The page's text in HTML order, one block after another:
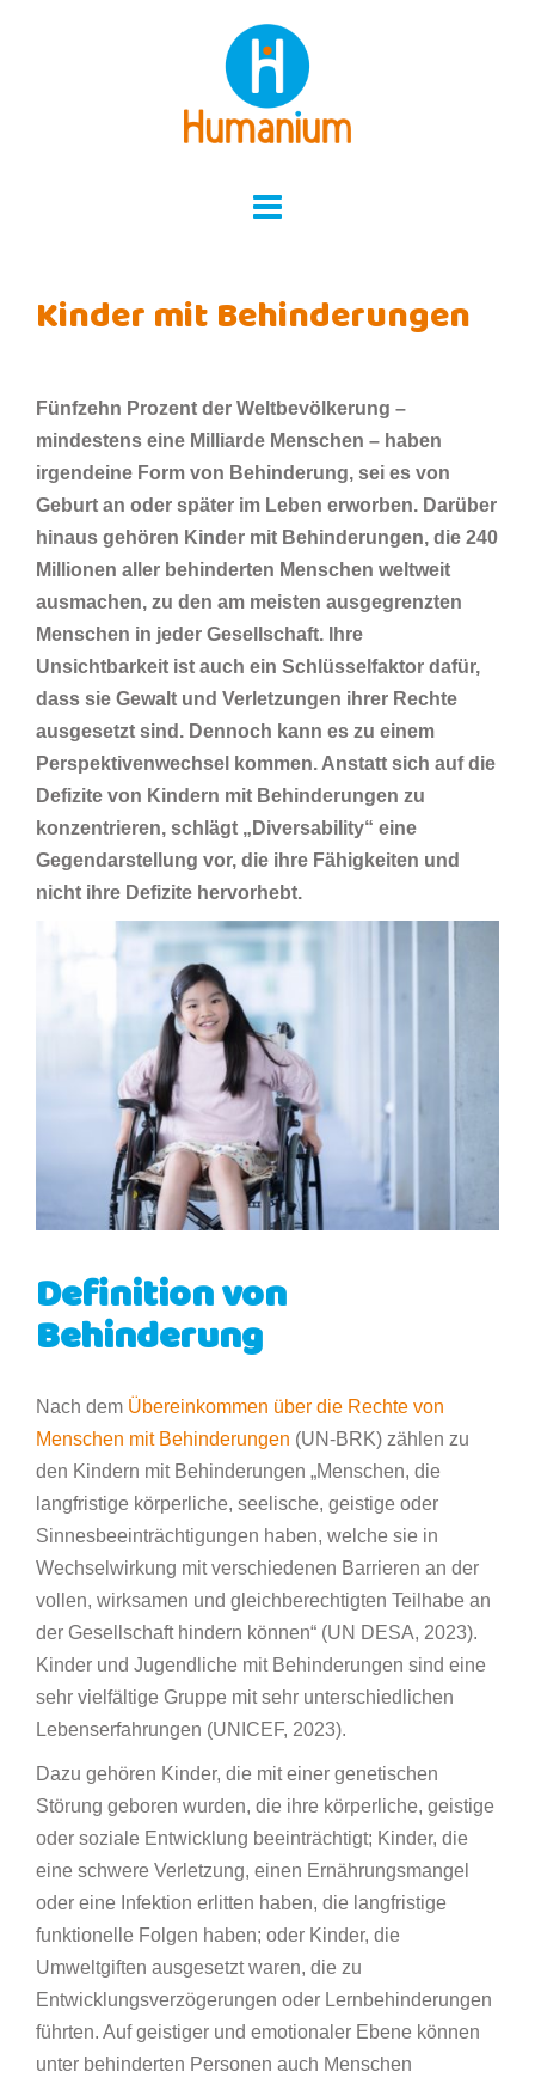
Kinder mit Behinderungen
Fünfzehn Prozent der Weltbevölkerung –
mindestens eine Milliarde Menschen – haben
irgendeine Form von Behinderung, sei es von
Geburt an oder später im Leben erworben. Darüber
hinaus gehören Kinder mit Behinderungen, die 240
Millionen aller behinderten Menschen weltweit
ausmachen, zu den am meisten ausgegrenzten
Menschen in jeder Gesellschaft. Ihre
Unsichtbarkeit ist auch ein Schlüsselfaktor dafür,
dass sie Gewalt und Verletzungen ihrer Rechte
ausgesetzt sind. Dennoch kann es zu einem
Perspektivenwechsel kommen. Anstatt sich auf die
Defizite von Kindern mit Behinderungen zu
konzentrieren, schlägt „Diversability“ eine
Gegendarstellung vor, die ihre Fähigkeiten und
nicht ihre Defizite hervorhebt.
Definition von
Behinderung
Nach dem Übereinkommen über die Rechte von
Menschen mit Behinderungen (UN-BRK) zählen zu
den Kindern mit Behinderungen „Menschen, die
langfristige körperliche, seelische, geistige oder
Sinnesbeeinträchtigungen haben, welche sie in
Wechselwirkung mit verschiedenen Barrieren an der
vollen, wirksamen und gleichberechtigten Teilhabe an
der Gesellschaft hindern können“ (UN DESA, 2023).
Kinder und Jugendliche mit Behinderungen sind eine
sehr vielfältige Gruppe mit sehr unterschiedlichen
Lebenserfahrungen (UNICEF, 2023).
Dazu gehören Kinder, die mit einer genetischen
Störung geboren wurden, die ihre körperliche, geistige
oder soziale Entwicklung beeinträchtigt; Kinder, die
eine schwere Verletzung, einen Ernährungsmangel
oder eine Infektion erlitten haben, die langfristige
funktionelle Folgen haben; oder Kinder, die
Umweltgiften ausgesetzt waren, die zu
Entwicklungsverzögerungen oder Lernbehinderungen
führten. Auf geistiger und emotionaler Ebene können
unter behinderten Personen auch Menschen